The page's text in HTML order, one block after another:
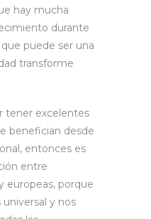
hay mucha
durante
puede ser una
transforme
tener excelentes
benefician desde
entonces es
entre
europeas, porque
universal y nos